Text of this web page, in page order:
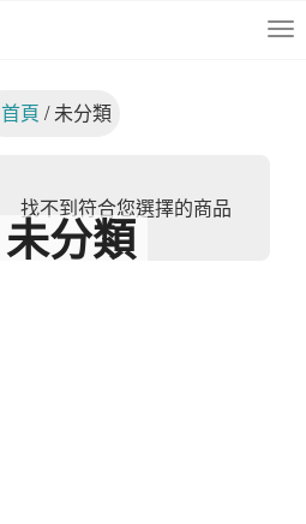
首頁 / 未分類
未分類
找不到符合您選擇的商品